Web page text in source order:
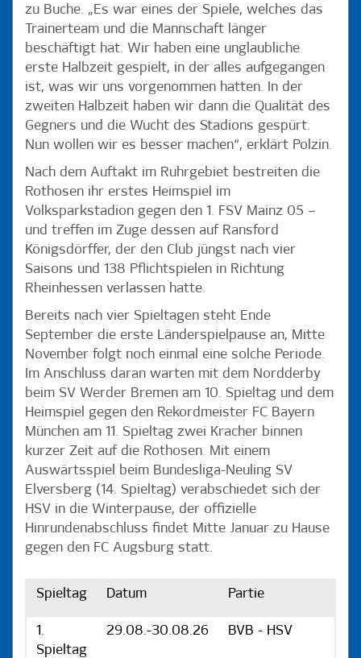
zu Buche. „Es war eines der Spiele, welches das
Trainerteam und die Mannschaft länger
beschäftigt hat. Wir haben eine unglaubliche
erste Halbzeit gespielt, in der alles aufgegangen
ist, was wir uns vorgenommen hatten. In der
zweiten Halbzeit haben wir dann die Qualität des
Gegners und die Wucht des Stadions gespürt.
Nun wollen wir es besser machen“, erklärt Polzin.
Nach dem Auftakt im Ruhrgebiet bestreiten die
Rothosen ihr erstes Heimspiel im
Volksparkstadion gegen den 1. FSV Mainz 05 –
und treffen im Zuge dessen auf Ransford
Königsdörffer, der den Club jüngst nach vier
Saisons und 138 Pflichtspielen in Richtung
Rheinhessen verlassen hatte.
Bereits nach vier Spieltagen steht Ende
September die erste Länderspielpause an, Mitte
November folgt noch einmal eine solche Periode.
Im Anschluss daran warten mit dem Nordderby
beim SV Werder Bremen am 10. Spieltag und dem
Heimspiel gegen den Rekordmeister FC Bayern
München am 11. Spieltag zwei Kracher binnen
kurzer Zeit auf die Rothosen. Mit einem
Auswärtsspiel beim Bundesliga-Neuling SV
Elversberg (14. Spieltag) verabschiedet sich der
HSV in die Winterpause, der offizielle
Hinrundenabschluss findet Mitte Januar zu Hause
gegen den FC Augsburg statt.
Spieltag Datum Partie
1.
Spieltag
29.08.-30.08.26 BVB - HSV